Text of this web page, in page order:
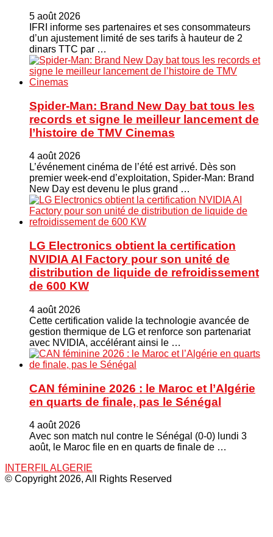
5 août 2026
IFRI informe ses partenaires et ses consommateurs
d’un ajustement limité de ses tarifs à hauteur de 2
dinars TTC par …
Spider-Man: Brand New Day bat tous les
records et signe le meilleur lancement de
l’histoire de TMV Cinemas
4 août 2026
L’événement cinéma de l’été est arrivé. Dès son
premier week-end d’exploitation, Spider-Man: Brand
New Day est devenu le plus grand …
LG Electronics obtient la certification
NVIDIA AI Factory pour son unité de
distribution de liquide de refroidissement
de 600 KW
4 août 2026
Cette certification valide la technologie avancée de
gestion thermique de LG et renforce son partenariat
avec NVIDIA, accélérant ainsi le …
CAN féminine 2026 : le Maroc et l’Algérie
en quarts de finale, pas le Sénégal
4 août 2026
Avec son match nul contre le Sénégal (0-0) lundi 3
août, le Maroc file en en quarts de finale de …
INTERFIL ALGERIE
© Copyright 2026, All Rights Reserved